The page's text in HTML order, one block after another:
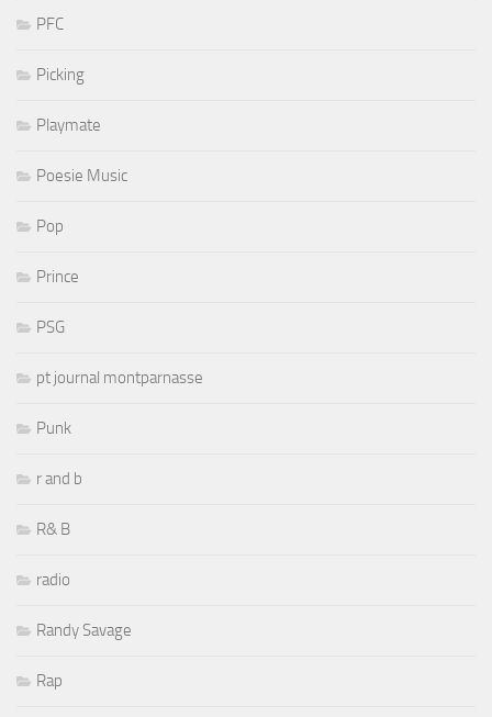
PFC
Picking
Playmate
Poesie Music
Pop
Prince
PSG
pt journal montparnasse
Punk
r and b
R& B
radio
Randy Savage
Rap